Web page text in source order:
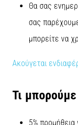
Θα σας
σας
μπορείτε να
Ακούγεται
Τι
5% προμήθεια